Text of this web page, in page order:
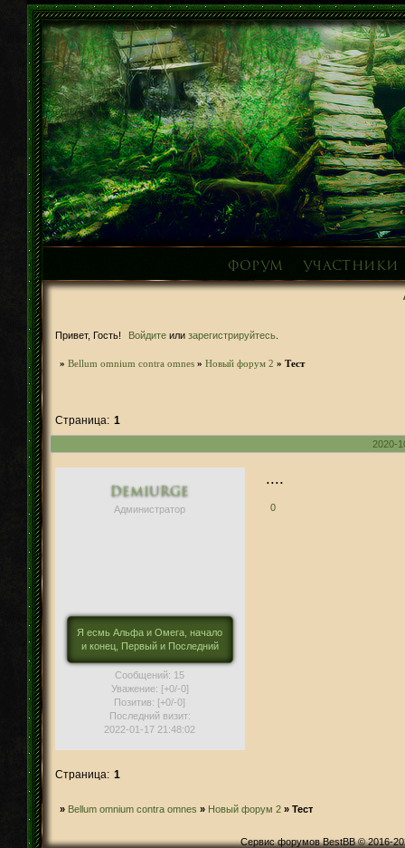
Форум Участники
Привет, Гость! Войдите или зарегистрируйтесь
» Bellum omnium contra omnes » Новый форум 2 » Тест
Страница: 1
2020-
Demiurge
Администратор
Я есмь Альфа и Омега, начало
и конец, Первый и Последний
Сообщений: 15
Уважение: [+0/-0]
Позитив: [+0/-0]
Последний визит:
2022-01-17 21:48:02
....
0
Страница: 1
» Bellum omnium contra omnes » Новый форум 2 » Тест
Сервис форумов BestBB © 2016-